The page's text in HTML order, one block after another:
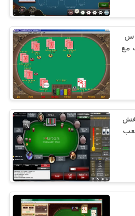
محلل
الكاميرا
مع